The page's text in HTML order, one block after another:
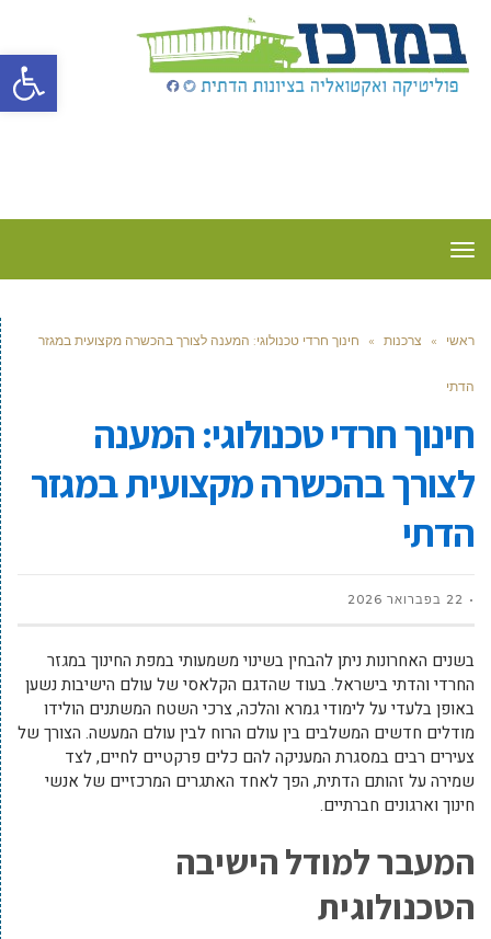
פתח
תפריט
ראשי » צרכנות » חינוך חרדי טכנולוגי: המענה לצורך בהכשרה מקצועית במגזר
הדתי
חינוך חרדי טכנולוגי: המענה
לצורך בהכשרה מקצועית במגזר
הדתי
22 בפברואר 2026
בשנים האחרונות ניתן להבחין בשינוי משמעותי במפת החינוך במגזר
החרדי והדתי בישראל. בעוד שהדגם הקלאסי של עולם הישיבות נשען
באופן בלעדי על לימודי גמרא והלכה, צרכי השטח המשתנים הולידו
מודלים חדשים המשלבים בין עולם הרוח לבין עולם המעשה. הצורך של
צעירים רבים במסגרת המעניקה להם כלים פרקטיים לחיים, לצד
שמירה על זהותם הדתית, הפך לאחד האתגרים המרכזיים של אנשי
חינוך וארגונים חברתיים.
המעבר למודל הישיבה
הטכנולוגית